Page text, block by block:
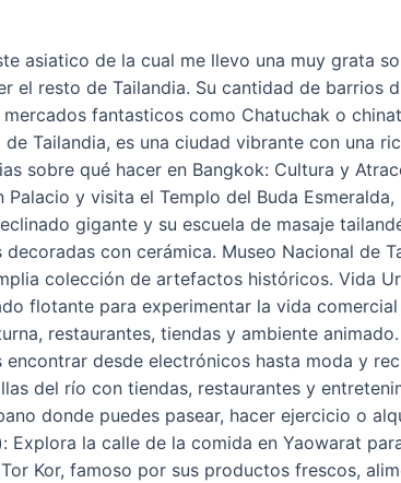
asiatico de la cual me llevo una muy grata
el resto de Tailandia. Su cantidad de barrios
fantasticos como Chatuchak o
Tailandia, es una ciudad vibrante con una
sobre qué hacer en Bangkok: Cultura y
y visita el Templo del Buda
gigante y su escuela de masaje
con cerámica. Museo Nacional de
colección de artefactos históricos. Vida
flotante para experimentar la vida
restaurantes, tiendas y ambiente
desde electrónicos hasta moda y
del río con tiendas, restaurantes y
donde puedes pasear, hacer ejercicio o
Explora la calle de la comida en Yaowarat
Kor, famoso por sus productos frescos,